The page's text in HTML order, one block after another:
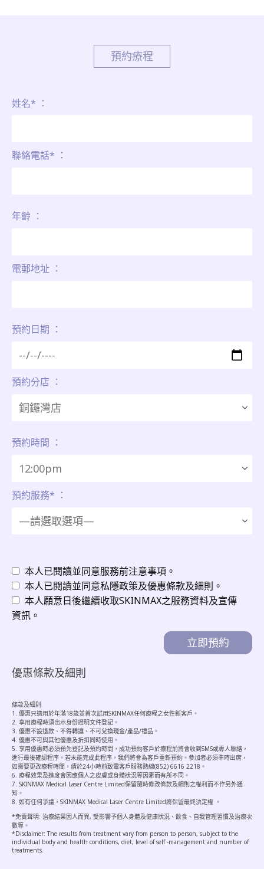
預約療程
姓名* ：
聯絡電話* ：
年齡 ：
電郵地址 ：
預約日期 ：
預約分店 ：
預約時間 ：
預約服務* ：
本人已閱讀並同意服務前注意事項。
本人已閱讀並同意私隱政策及優惠條款及細則。
本人願意日後繼續收取SKINMAX之服務資料及宣傳
資訊。
優惠條款及細則
條款及細則
1. 優惠只適用於年滿18歲並首次試用SKINMAX任何療程之女性新客戶。
2. 享用療程時須出示身份證明文件登記。
3. 優惠不設退款、不得轉讓、不可兌換現金/產品/禮品。
4. 優惠不可與其他優惠及折扣同時使用。
5. 享用優惠時必須預先登記及預約時間，成功預約客戶於療程前將會收到SMS或專人聯絡，
進行最後確認程序。若未能完成此程序，我們將會為客戶重新預約。參加者必須準時出席，
如需要更改療程時間，請於24小時前致電客戶服務熱線(852) 6616 2218。
6. 療程效果及進度會因應個人之皮膚或身體狀況等因素而有所不同。
7. SKINMAX Medical Laser Centre Limited保留隨時修改條款及細則之權利而不作另外通
知。
8. 如有任何爭議，SKINMAX Medical Laser Centre Limited將保留最終決定權 。
*免責聲明: 治療結果因人而異, 受影響予個人身體及健康狀況、飲食、自我管理習慣及治療次
數等。
*Disclaimer: The results from treatment vary from person to person, subject to the
individual body and health conditions, diet, level of self -management and number of
treatments.